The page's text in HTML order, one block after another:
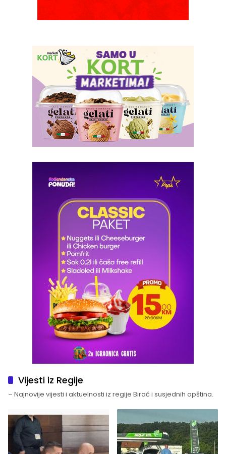
Vijesti iz Regije
– Najnovije vijesti i aktuelnosti iz regije Birač i susjednih opština.